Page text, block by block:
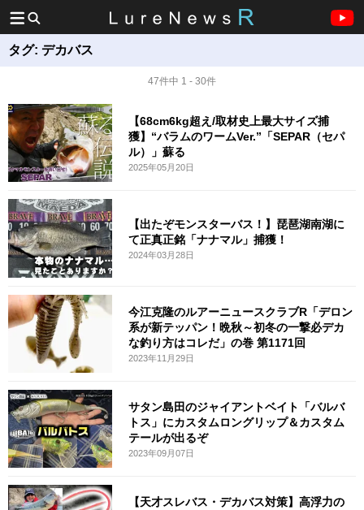
タグ: デカバス
47件中 1 - 30件
【68cm6kg超え/取材史上最大サイズ捕
獲】“バラムのワームVer.”「SEPAR（セパ
ル）」蘇る
2025年05月20日
【出たぞモンスターバス！】琵琶湖南湖に
て正真正銘「ナナマル」捕獲！
2024年03月28日
今江克隆のルアーニュースクラブR「デロン
系が新テッパン！晩秋～初冬の一撃必デカ
な釣り方はコレだ」の巻 第1171回
2023年11月29日
サタン島田のジャイアントベイト「バルバ
トス」にカスタムロングリップ＆カスタム
テールが出るぞ
2023年09月07日
【天才スレバス・デカバス対策】高浮力の